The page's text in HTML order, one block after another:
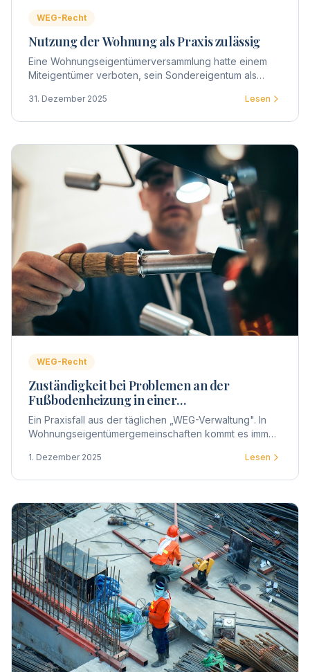
WEG-Recht
Nutzung der Wohnung als Praxis zulässig
Eine Wohnungseigentümerversammlung hatte einem
Miteigentümer verboten, sein Sondereigentum als
entschied anders.
31. Dezember 2025 Lesen
WEG-Recht
Zuständigkeit bei Problemen an der
Fußbodenheizung in einer
Wohnungseigentümergemeinschaft
Ein Praxisfall aus der täglichen „WEG-Verwaltung". In
Wohnungseigentümergemeinschaften kommt es immer
innerhalb einer Wohnung auftreten.
1. Dezember 2025 Lesen